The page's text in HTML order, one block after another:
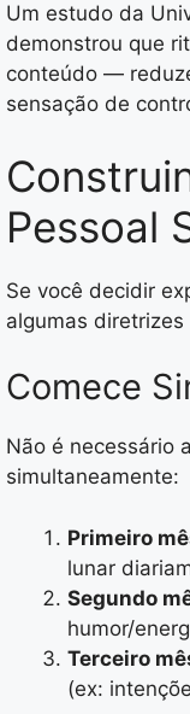
Um estudo da
demonstrou que
conteúdo —
sensação de
Pessoal
Se você decidir
algumas
Comece
Não é necessário
simultaneamente:
Primeiro
lunar
Segundo
humor/
Terceiro
(ex: